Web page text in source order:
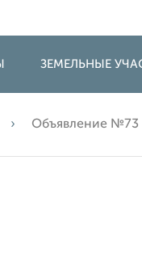
ЗЕМЕЛЬНЫЕ
Объявление №73